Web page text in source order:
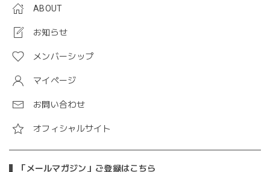
ABOUT
お知らせ
メンバーシップ
マイページ
お問い合わせ
オフィシャルサイト
「メールマガジン」ご登録はこちら